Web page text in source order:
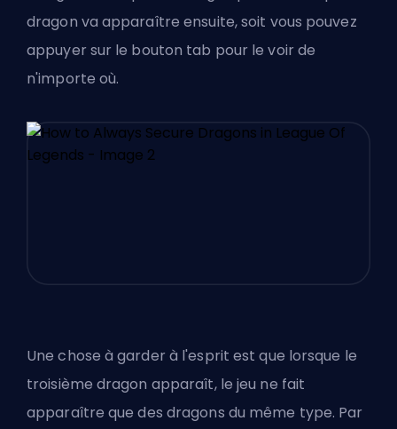
dragon va apparaître ensuite, soit vous pouvez
appuyer sur le bouton tab pour le voir de
n'importe où.
Une chose à garder à l'esprit est que lorsque le
troisième dragon apparaît, le jeu ne fait
apparaître que des dragons du même type. Par